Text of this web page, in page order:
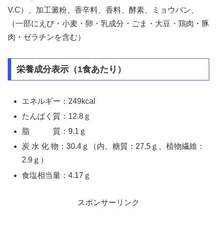
V.C）、加工澱粉、香辛料、香料、酵素、ミョウバン、
（一部にえび・小麦・卵・乳成分・ごま・大豆・鶏肉・豚
肉・ゼラチンを含む）
栄養成分表示（1食あたり）
エネルギー：249kcal
たんぱく質：12.8ｇ
脂 質：9.1ｇ
炭 水 化 物：30.4ｇ（内、糖質：27.5ｇ、植物繊維：
2.9ｇ）
食塩相当量：4.17ｇ
スポンサーリンク